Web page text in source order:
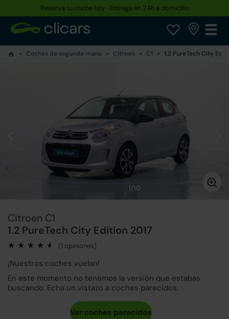
Reserva tu coche hoy · Entrega en 24h a domicilio
Coches de segunda mano Citroen C1 1.2 PureTech City
1/10
Citroen C1
1.2 PureTech City Edition 2017
(1 opiniones)
¡Nuestros coches vuelan!
En este momento no tenemos la versión que estabas
buscando. Echa un vistazo a coches parecidos.